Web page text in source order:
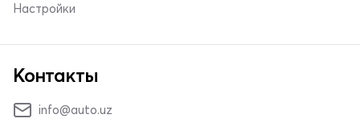
Настройки
Контакты
info@auto.uz